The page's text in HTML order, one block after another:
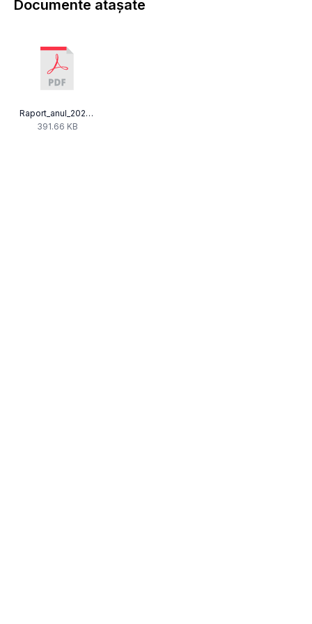
Documente atașate
Raport_anul_2021_privind_transparenta_decizionala.pdf
391.66 KB